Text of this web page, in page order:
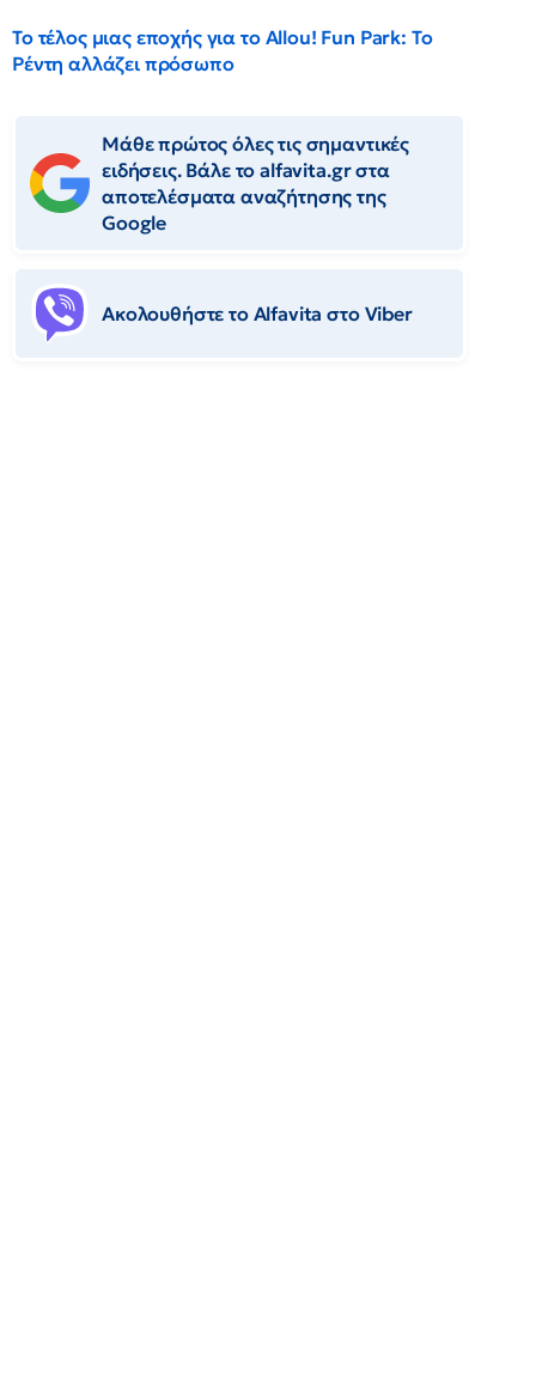
Το τέλος μιας εποχής για το Allou! Fun Park: Το
Ρέντη αλλάζει πρόσωπο
Μάθε πρώτος όλες τις σημαντικές
ειδήσεις. Βάλε το alfavita.gr στα
αποτελέσματα αναζήτησης της
Google
Ακολουθήστε το Αlfavita στο Viber